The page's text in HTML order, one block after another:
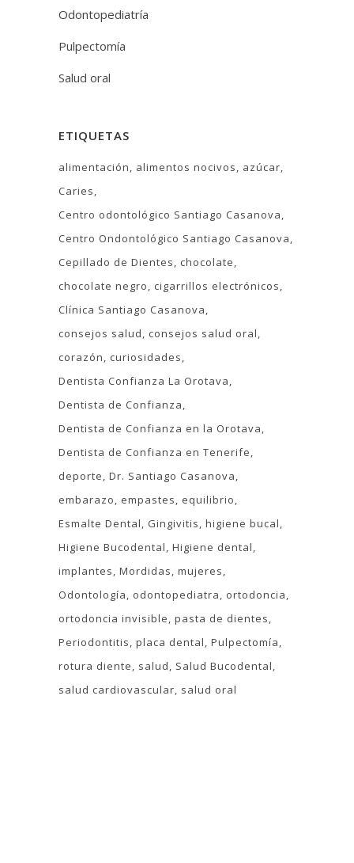
Odontopediatría
Pulpectomía
Salud oral
ETIQUETAS
alimentación alimentos nocivos
azúcar
Caries
Centro odontológico Santiago Casanova
Centro Ondontológico Santiago Casanova
Cepillado de Dientes
chocolate
chocolate negro
cigarrillos electrónicos
Clínica Santiago Casanova
consejos salud
consejos salud oral
corazón
curiosidades
Dentista Confianza La Orotava
Dentista de Confianza
Dentista de Confianza en la Orotava
Dentista de Confianza en Tenerife
deporte Dr. Santiago Casanova
embarazo
empastes
equilibrio
Esmalte Dental
Gingivitis higiene bucal
Higiene Bucodental Higiene dental
implantes Mordidas mujeres
Odontología
odontopediatra
ortodoncia
ortodoncia invisible pasta de dientes
Periodontitis placa dental Pulpectomía
rotura diente
salud
Salud Bucodental
salud cardiovascular salud oral